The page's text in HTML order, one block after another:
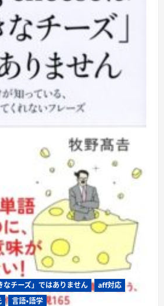
チーズ」ではありません
aff対応
言語・語学